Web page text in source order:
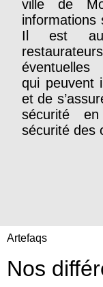
ville de
informations
Il est
éventuelles
qui peuvent
et de
sécurité
sécurité des
Artefaqs
Nos